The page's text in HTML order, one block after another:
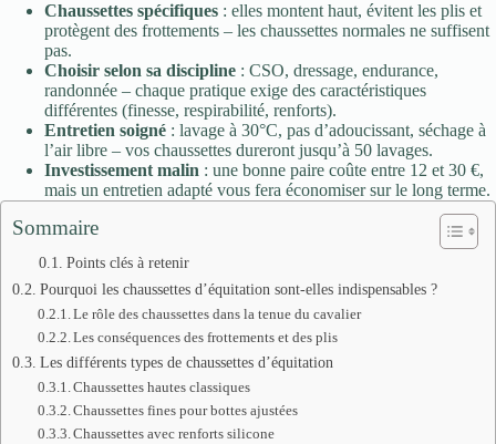
Chaussettes spécifiques : elles montent haut, évitent les plis et
protègent des frottements – les chaussettes normales ne suffisent
pas.
Choisir selon sa discipline : CSO, dressage, endurance,
randonnée – chaque pratique exige des caractéristiques
différentes (finesse, respirabilité, renforts).
Entretien soigné : lavage à 30°C, pas d’adoucissant, séchage à
l’air libre – vos chaussettes dureront jusqu’à 50 lavages.
Investissement malin : une bonne paire coûte entre 12 et 30 €,
mais un entretien adapté vous fera économiser sur le long terme.
Sommaire
Points clés à retenir
Pourquoi les chaussettes d’équitation sont-elles indispensables ?
Le rôle des chaussettes dans la tenue du cavalier
Les conséquences des frottements et des plis
Les différents types de chaussettes d’équitation
Chaussettes hautes classiques
Chaussettes fines pour bottes ajustées
Chaussettes avec renforts silicone